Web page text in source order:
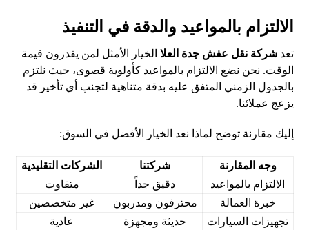
الالتزام بالمواعيد والدقة في التنفيذ
تعدشركة نقل عفش جدة العلا الخيار الأمثل لمن يقدرون قيمة
الوقت. نحن نضع الالتزام بالمواعيد كأولوية قصوى، حيث نلتزم
بالجدول الزمني المتفق عليه بدقة متناهية لتجنب أي تأخير قد
يزعج عملائنا.
إليك مقارنة توضح لماذا نعد الخيار الأفضل في السوق:
وجه المقارنة شركتنا
الشركات التقليدية
الالتزام بالمواعيد
دقيق جداً
متفاوت
خبرة العمالة
محترفون ومدربون
غير متخصصين
تجهيزات السيارات
حديثة ومجهزة عادية